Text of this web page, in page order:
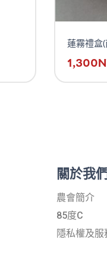
蓮霧禮盒
1,300
關於我
農會簡介
85度C
隱私權及服